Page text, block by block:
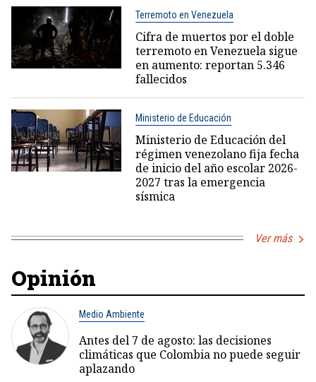
Terremoto en Venezuela
Cifra de muertos por el doble
terremoto en Venezuela sigue
en aumento: reportan 5.346
fallecidos
Ministerio de Educación
Ministerio de Educación del
régimen venezolano fija fecha
de inicio del año escolar 2026-
2027 tras la emergencia
sísmica
Ver más
Opinión
Medio Ambiente
Antes del 7 de agosto: las decisiones
climáticas que Colombia no puede seguir
aplazando